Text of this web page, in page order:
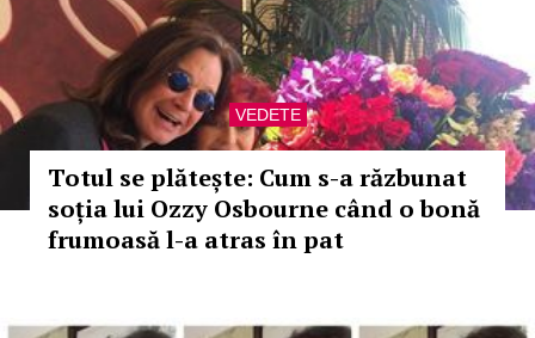
VEDETE
Totul se plătește: Cum s-a răzbunat
soția lui Ozzy Osbourne când o bonă
frumoasă l-a atras în pat